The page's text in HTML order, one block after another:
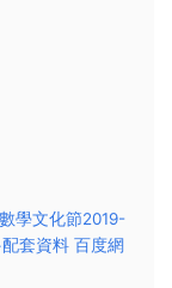
學文化節2019-
套資料 百度網